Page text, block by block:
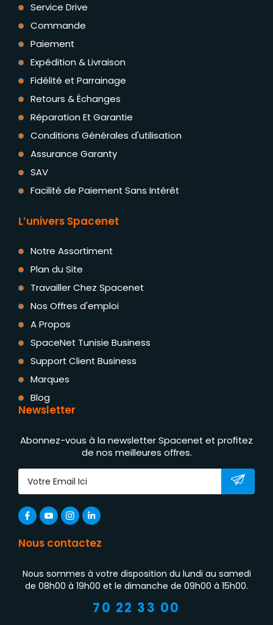
Service Drive
Commande
Paiement
Expédition & Livraison
Fidélité et Parrainage
Retours & Échanges
Réparation Et Garantie
Conditions Générales d'utilisation
Assurance Garanty
SAV
Facilité de Paiement Sans Intérêt
L’univers Spacenet
Notre Assortiment
Plan du Site
Travailler Chez Spacenet
Nos Offres d'emploi
A Propos
SpaceNet Tunisie Business
Support Client Business
Marques
Blog
Newsletter
Abonnez-vous à la newsletter Spacenet et profitez
de nos meilleures offres.
Nous contactez
Nous sommes à votre disposition du lundi au samedi
de 08h00 à 19h00 et le dimanche de 09h00 à 15h00.
70 22 33 00